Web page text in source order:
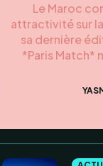
Le Maroc
attractivité sur
sa dernière
*Paris Match*